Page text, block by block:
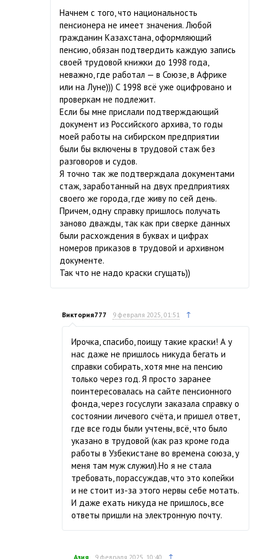
Начнем с того, что национальность
пенсионера не имеет значения. Любой
гражданин Казахстана, оформляющий
пенсию, обязан подтвердить каждую запись
своей трудовой книжки до 1998 года,
неважно, где работал — в Союзе, в Африке
или на Луне))) С 1998 всё уже оцифровано и
проверкам не подлежит.
Если бы мне прислали подтверждающий
документ из Российского архива, то годы
моей работы на сибирском предприятии
были бы включены в трудовой стаж без
разговоров и судов.
Я точно так же подтверждала документами
стаж, заработанный на двух предприятиях
своего же города, где живу по сей день.
Причем, одну справку пришлось получать
заново дважды, так как при сверке данных
были расхождения в буквах и цифрах
номеров приказов в трудовой и архивном
документе.
Так что не надо краски сгущать))
Виктория777 9 февраля 2025, 01:51 ↑
Ирочка, спасибо, поищу такие краски! А у
нас даже не пришлось никуда бегать и
справки собирать, хотя мне на пенсию
только через год. Я просто заранее
поинтересовалась на сайте пенсионного
фонда, через госуслуги заказала справку о
состоянии личевого счёта, и пришел ответ,
где все годы были учтены, всё, что было
указано в трудовой (как раз кроме года
работы в Узбекистане во времена союза, у
меня там муж служил).Но я не стала
требовать, порассуждав, что это копейки
и не стоит из-за этого нервы себе мотать.
И даже ехать никуда не пришлось, все
ответы пришли на электронную почту.
Азия 9 февраля 2025, 10:40